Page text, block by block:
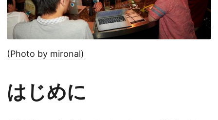
(Photo by mironal)
はじめに